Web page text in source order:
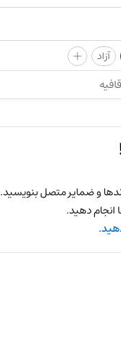
آزاد +
قافیه
و ضمایر متصل بنویسید.
دهید.